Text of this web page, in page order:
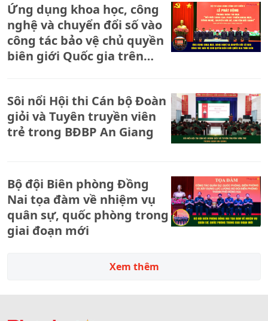
Ứng dụng khoa học, công
nghệ và chuyển đổi số vào
công tác bảo vệ chủ quyền
biên giới Quốc gia trên
Sôi nổi Hội thi Cán bộ Đoàn
giỏi và Tuyên truyền viên
trẻ trong BĐBP An Giang
Bộ đội Biên phòng Đồng
Nai tọa đàm về nhiệm vụ
quân sự, quốc phòng trong
giai đoạn mới
Xem thêm